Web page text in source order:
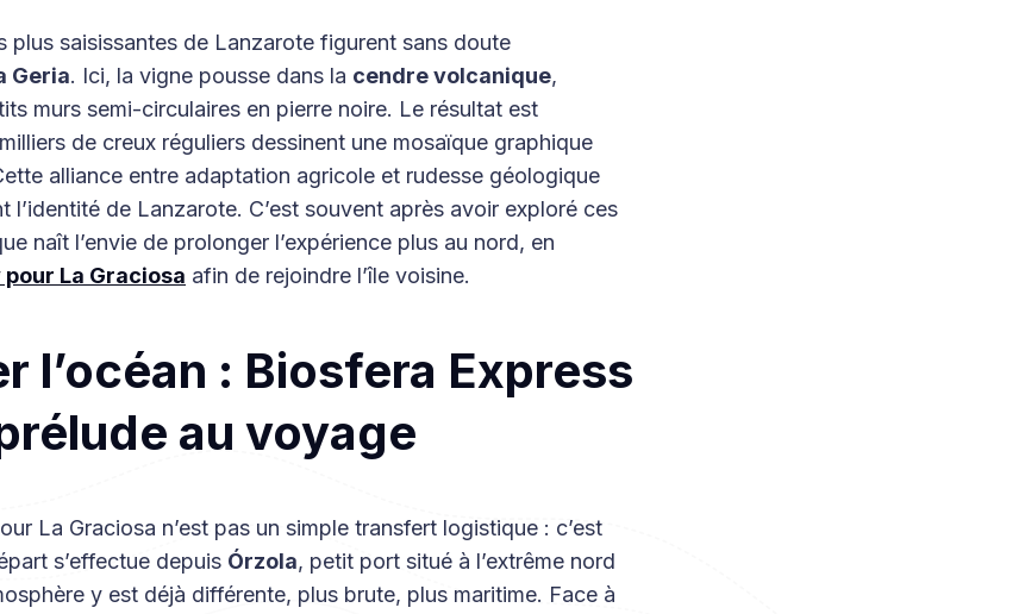
plus saisissantes de Lanzarote figurent sans doute
Geria. Ici, la vigne pousse dans la cendre volcanique,
murs semi-circulaires en pierre noire. Le résultat est
de creux réguliers dessinent une mosaïque graphique
alliance entre adaptation agricole et rudesse géologique
l’identité de Lanzarote. C’est souvent après avoir exploré ces
naît l’envie de prolonger l’expérience plus au nord, en
La Graciosa afin de rejoindre l’île voisine.
l’océan : Biosfera Express
au voyage
La Graciosa n’est pas un simple transfert logistique : c’est
s’effectue depuis Órzola, petit port situé à l’extrême nord
y est déjà différente, plus brute, plus maritime. Face à